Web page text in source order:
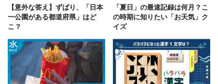
【意外な答え】ずばり、「日本
一公園がある都道府県」はど
こ？
「夏日」の最速記録は何月？こ
の時期に知りたい「お天気」ク
イズ